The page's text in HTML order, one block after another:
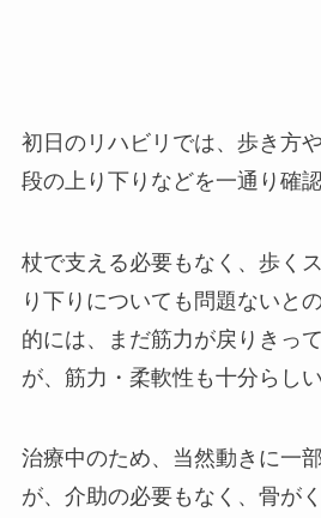
初日のリハビリでは、歩き方
段の上り下りなどを一通り確認
杖で支える必要もなく、歩く
り下りについても問題ないと
的には、まだ筋力が戻りきっ
が、筋力・柔軟性も十分らしい
治療中のため、当然動きに一
が、介助の必要もなく、骨が